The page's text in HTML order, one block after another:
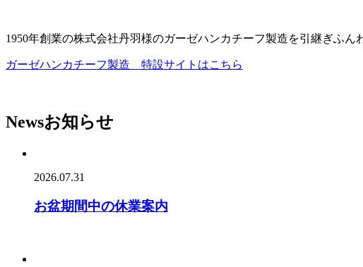
1950年創業の株式会社丹羽様のガーゼハンカチーフ製造を引継ぎふ
ガーゼハンカチーフ製造 特設サイトはこちら
Newsお知らせ
2026.07.31
お盆期間中の休業案内